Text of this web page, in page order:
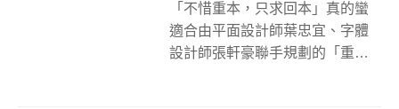
「不惜重本，只求回本」真的蠻
適合由平面設計師葉忠宜、字體
設計師張軒豪聯手規劃的「重本